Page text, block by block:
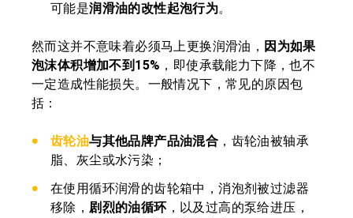
可能是润滑油的改性起泡行为。
然而这并不意味着必须马上更换润滑油， 因为如果
泡沫体积增加不到15% ，即使承载能力下降，也不
一定造成性能损失。一般情况下，常见的原因包
括：
齿轮油与其他品牌产品油混合 ，齿轮油被轴承
脂、灰尘或水污染；
在使用循环润滑的齿轮箱中，消泡剂被过滤器
移除， 剧烈的油循环，以及过高的泵给进压，